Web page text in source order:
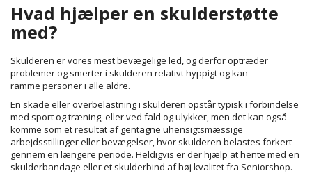
Hvad hjælper en skulderstøtte
med?
Skulderen er vores mest bevægelige led, og derfor optræder
problemer og smerter i skulderen relativt hyppigt og kan
ramme personer i alle aldre.
En skade eller overbelastning i skulderen opstår typisk i forbindelse
med sport og træning, eller ved fald og ulykker, men det kan også
komme som et resultat af gentagne uhensigtsmæssige
arbejdsstillinger eller bevægelser, hvor skulderen belastes forkert
gennem en længere periode. Heldigvis er der hjælp at hente med en
skulderbandage eller et skulderbind af høj kvalitet fra Seniorshop.